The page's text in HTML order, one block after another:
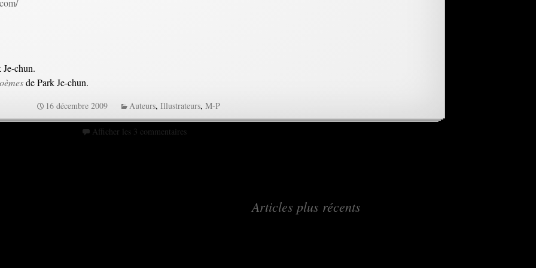
Je-chun.
de Park Je-chun.
16 décembre 2009 Auteurs, Illustrateurs, M-P
Afficher les 3 commentaires
Articles plus récents